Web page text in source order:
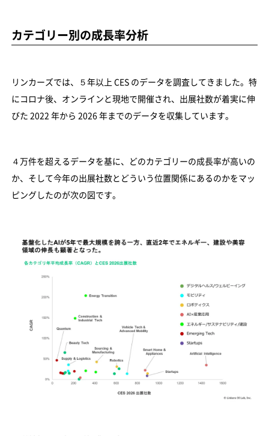
カテゴリー別の成長率分析
リンカーズでは、５年以上 CES のデータを調査してきました。特
にコロナ後、オンラインと現地で開催され、出展社数が着実に伸
びた 2022 年から 2026 年までのデータを収集しています。
４万件を超えるデータを基に、どのカテゴリーの成長率が高いの
か、そして今年の出展社数とどういう位置関係にあるのかをマッ
ピングしたのが次の図です。